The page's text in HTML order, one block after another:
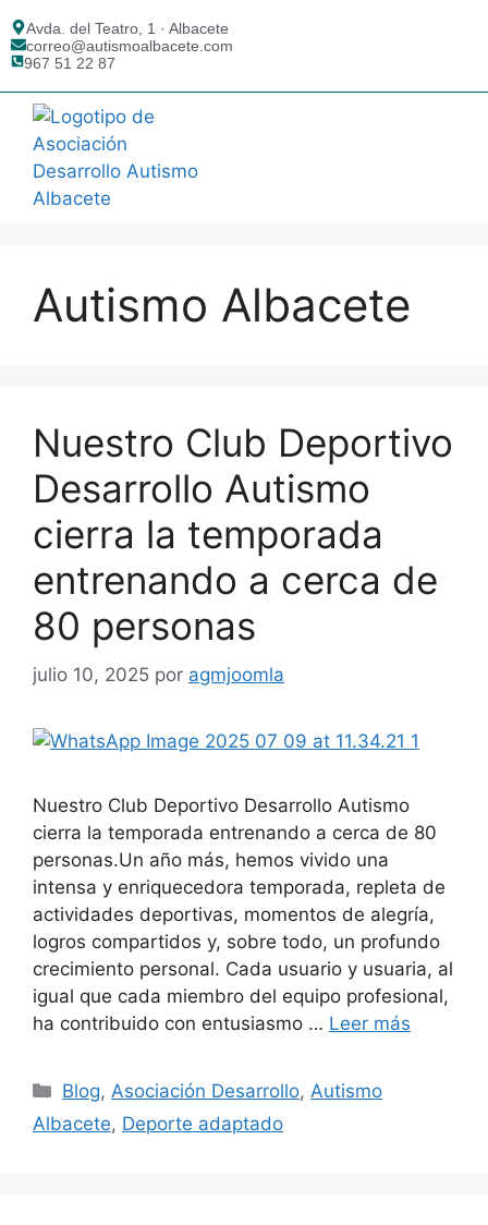
Avda. del Teatro, 1 · Albacete
correo@autismoalbacete.com
967 51 22 87
Autismo Albacete
Nuestro Club Deportivo
Desarrollo Autismo
cierra la temporada
entrenando a cerca de
80 personas
julio 10, 2025 por agmjoomla
Nuestro Club Deportivo Desarrollo Autismo
cierra la temporada entrenando a cerca de 80
personas.Un año más, hemos vivido una
intensa y enriquecedora temporada, repleta de
actividades deportivas, momentos de alegría,
logros compartidos y, sobre todo, un profundo
crecimiento personal. Cada usuario y usuaria, al
igual que cada miembro del equipo profesional,
ha contribuido con entusiasmo … Leer más
Blog, Asociación Desarrollo, Autismo
Albacete, Deporte adaptado